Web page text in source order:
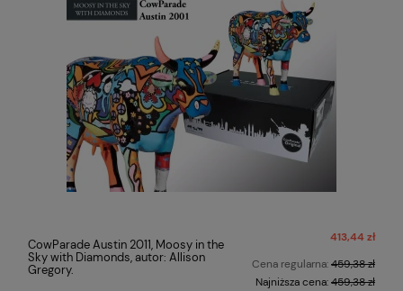
CowParade Austin 2011, Moosy in the
Sky with Diamonds, autor: Allison
Gregory.
413,44 zł
Cena regularna:459,38 zł
Najniższa cena:459,38 zł